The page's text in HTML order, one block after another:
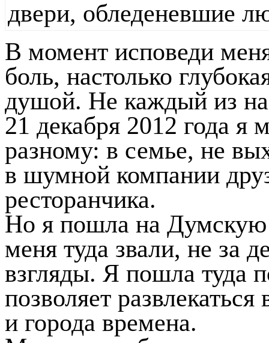
В момент исповеди
боль, настолько
душой. Не каждый из
21 декабря 2012 года я
разному: в семье, не
в шумной компании
ресторанчика.
Но я пошла на
меня туда звали, не за
взгляды. Я пошла туда
позволяет
и города времена.